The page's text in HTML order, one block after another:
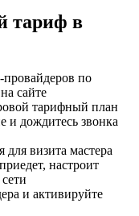
тариф в
провайдеров по
сайте
тарифный план
и дождитесь звонка
визита мастера
настроит
и активируйте